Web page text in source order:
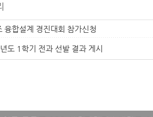
융합설계 경진대회 참가신청
도 1학기 전과 선발 결과 게시